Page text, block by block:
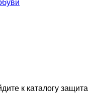
к каталогу защита